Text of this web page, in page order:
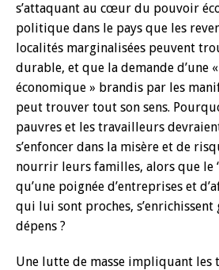
s’attaquant au cœur du pouvoir
politique dans le pays que les
localités marginalisées peuvent
durable, et que la demande d’une
économique » brandis par les
peut trouver tout son sens.
pauvres et les travailleurs
s’enfoncer dans la misère et de
nourrir leurs familles, alors que le
qu’une poignée d’entreprises et
qui lui sont proches, s’enrichissent
dépens ?
Une lutte de masse impliquant les